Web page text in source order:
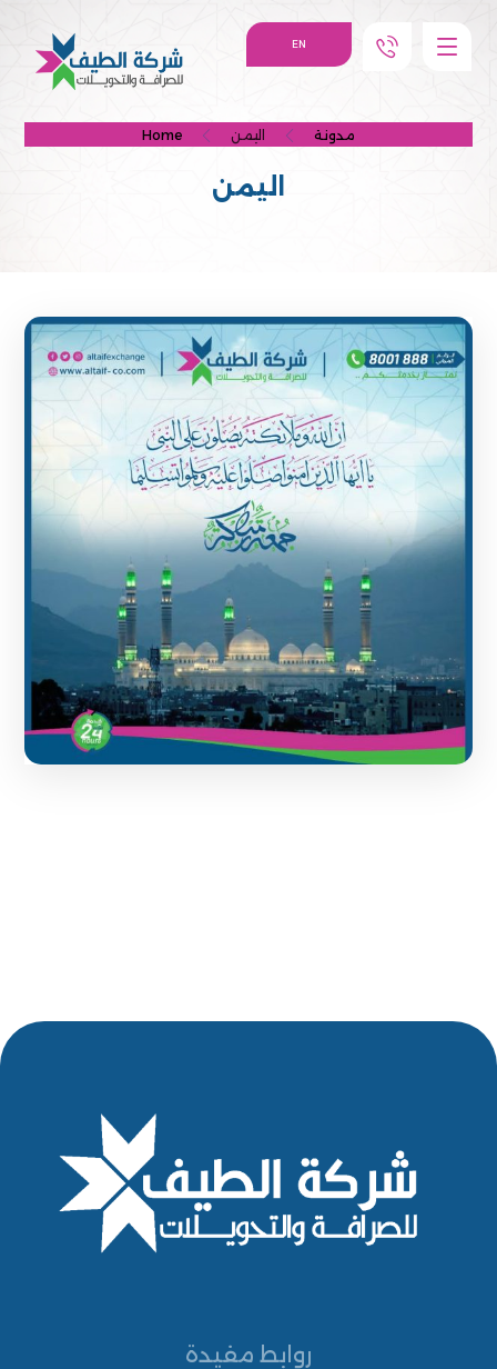
EN
Home مدونة اليمن
اليمن
روابط مفيدة